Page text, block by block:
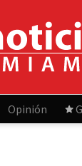
Opinión